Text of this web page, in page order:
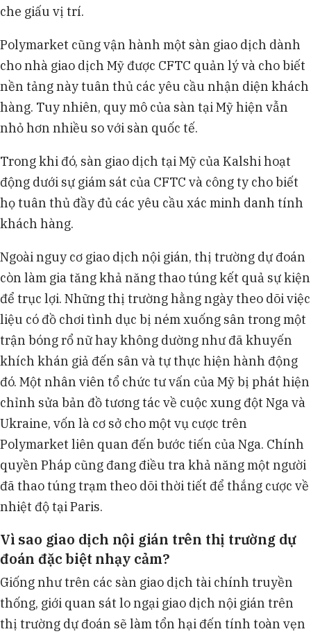
che giấu vị trí.
Polymarket cũng vận hành một sàn giao dịch dành
cho nhà giao dịch Mỹ được CFTC quản lý và cho biết
nền tảng này tuân thủ các yêu cầu nhận diện khách
hàng. Tuy nhiên, quy mô của sàn tại Mỹ hiện vẫn
nhỏ hơn nhiều so với sàn quốc tế.
Trong khi đó, sàn giao dịch tại Mỹ của Kalshi hoạt
động dưới sự giám sát của CFTC và công ty cho biết
họ tuân thủ đầy đủ các yêu cầu xác minh danh tính
khách hàng.
Ngoài nguy cơ giao dịch nội gián, thị trường dự đoán
còn làm gia tăng khả năng thao túng kết quả sự kiện
để trục lợi. Những thị trường hằng ngày theo dõi việc
liệu có đồ chơi tình dục bị ném xuống sân trong một
trận bóng rổ nữ hay không dường như đã khuyến
khích khán giả đến sân và tự thực hiện hành động
đó. Một nhân viên tổ chức tư vấn của Mỹ bị phát hiện
chỉnh sửa bản đồ tương tác về cuộc xung đột Nga và
Ukraine, vốn là cơ sở cho một vụ cược trên
Polymarket liên quan đến bước tiến của Nga. Chính
quyền Pháp cũng đang điều tra khả năng một người
đã thao túng trạm theo dõi thời tiết để thắng cược về
nhiệt độ tại Paris.
Vì sao giao dịch nội gián trên thị trường dự
đoán đặc biệt nhạy cảm?
Giống như trên các sàn giao dịch tài chính truyền
thống, giới quan sát lo ngại giao dịch nội gián trên
thị trường dự đoán sẽ làm tổn hại đến tính toàn vẹn